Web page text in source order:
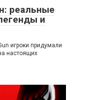
реальные
и
игроки придумали
настоящих